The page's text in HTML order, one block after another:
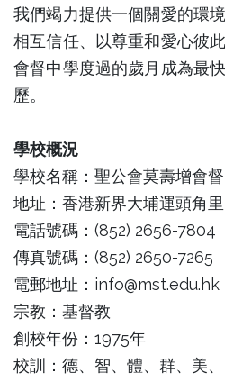
我們竭力提供一個關愛的環
相互信任、以尊重和愛心彼
會督中學度過的歲月成為最
歷。
學校概況
學校名稱：聖公會莫壽增會
地址：香港新界大埔運頭角
電話號碼：(852) 2656-7804
傳真號碼：(852) 2650-7265
電郵地址：info@mst.edu.hk
宗教：基督教
創校年份：1975年
校訓：德、智、體、群、美